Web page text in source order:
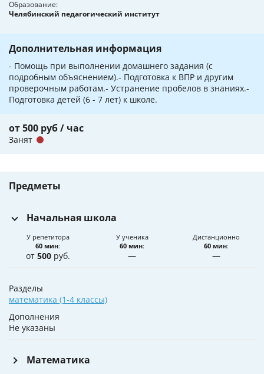
Образование
Челябинский педагогический институт
Дополнительная информация
- Помощь при выполнении домашнего задания (с
подробным объяснением).- Подготовка к ВПР и другим
проверочным работам.- Устранение пробелов в знаниях.-
Подготовка детей (6 - 7 лет) к школе.
от 500 руб / час
Занят
Предметы
Начальная школа
У репетитора
60 мин:
от 500руб.
У ученика
60 мин:
—
Дистанционно
60 мин:
—
Разделы
математика (1-4 классы)
Дополнения
Не указаны
Математика